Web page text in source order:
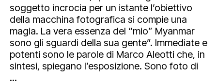
soggetto incrocia per un istante l’obiettivo
della macchina fotografica si compie una
magia. La vera essenza del “mio” Myanmar
sono gli sguardi della sua gente”. Immediate e
potenti sono le parole di Marco Aleotti che, in
sintesi, spiegano l’esposizione. Sono foto di
...